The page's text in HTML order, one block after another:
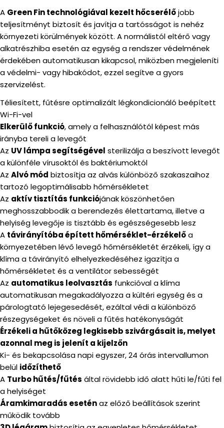
A Green Fin technológiával kezelt hőcserélőjobb
teljesítményt biztosít és javítja a tartósságot is nehéz
környezeti körülmények között. A normálistól eltérő vagy
alkatrészhiba esetén az egység a rendszer védelmének
érdekében automatikusan kikapcsol, miközben megjeleníti
a védelmi- vagy hibakódot, ezzel segítve a gyors
szervizelést.
Téliesített, fűtésre optimalizált légkondicionáló beépített
Wi-Fi-vel
Elkerülő funkció, amely a felhasználótól képest más
irányba tereli a levegőt
Az UV lámpa segítségével sterilizálja a beszívott levegőt
a különféle vírusoktól és baktériumoktól
Az Alvó mód biztosítja az alvás különböző szakaszaihoz
tartozó legoptimálisabb hőmérsékletet
Az aktív tisztítás funkciójának köszönhetően
meghosszabbodik a berendezés élettartama, illetve a
helyiség levegője is tisztább és egészségesebb lesz
A távirányítóba épített hőmérséklet-érzékelőa
környezetében lévő levegő hőmérsékletét érzékeli, így a
klíma a távirányító elhelyezkedéséhez igazítja a
hőmérsékletet és a ventilátor sebességét
Az automatikus leolvasztás funkcióval a klíma
automatikusan megakadályozza a kültéri egység és a
párologtató lejegesedését, ezáltal védi a különböző
részegységeket és növeli a fűtés hatékonyságát
Érzékeli a hűtőközeg legkisebb szivárgásait is, melyet
azonnal meg is jelenít a kijelzőn
Ki- és bekapcsolása napi egyszer, 24 órás intervallumon
belül időzíthető
A Turbo hűtés/fűtés által rövidebb idő alatt hűti le/fűti fel
a helyiséget
Áramkimaradás eseténaz előző beállítások szerint
működik tovább